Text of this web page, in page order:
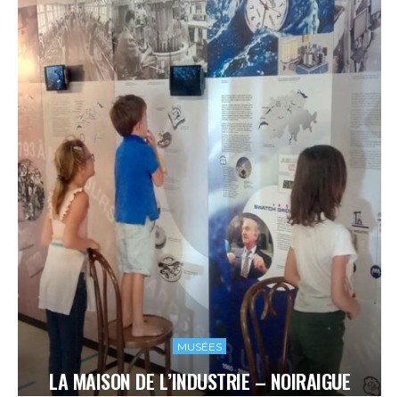
MUSÉES
LA MAISON DE L’INDUSTRIE – NOIRAIGUE